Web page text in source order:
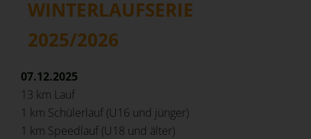
WINTERLAUFSERIE
2025/2026
07.12.2025
13 km Lauf
1 km Schülerlauf (U16 und jünger)
1 km Speedlauf (U18 und älter)